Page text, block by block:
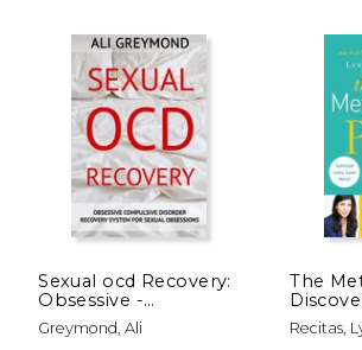
Sexual ocd Recovery:
Obsessive -
Compulsive Disorder
Recovery System for
Greymond, Ali
The
and
Work
Recitas,